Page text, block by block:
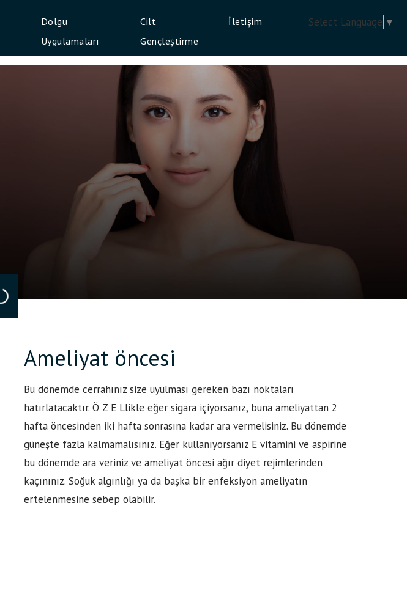
Dolgu
Uygulamaları
Cilt
Gençleştirme
İletişim Select Language ▼
Ameliyat öncesi
Bu dönemde cerrahınız size uyulması gereken bazı noktaları
hatırlatacaktır. Ö Z E Llikle eğer sigara içiyorsanız, buna ameliyattan 2
hafta öncesinden iki hafta sonrasına kadar ara vermelisiniz. Bu dönemde
güneşte fazla kalmamalısınız. Eğer kullanıyorsanız E vitamini ve aspirine
bu dönemde ara veriniz ve ameliyat öncesi ağır diyet rejimlerinden
kaçınınız. Soğuk algınlığı ya da başka bir enfeksiyon ameliyatın
ertelenmesine sebep olabilir.